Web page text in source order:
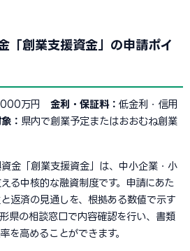
「創業支援資金」の申請ポイ
万円 金利・保証料： 低金利・信用
： 県内で創業予定またはおおむね創業
金「創業支援資金」は、中小企業・小
る中核的な融資制度です。申請にあた
返済の見通しを、根拠ある数値で示す
県の相談窓口で内容確認を行い、書類
を高めることができます。